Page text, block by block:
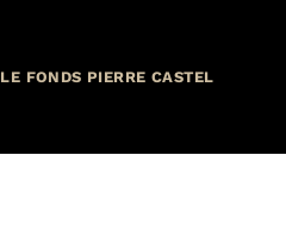
LE FONDS PIERRE CASTEL